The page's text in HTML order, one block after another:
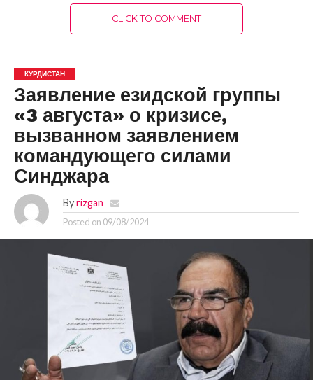
CLICK TO COMMENT
КУРДИСТАН
Заявление езидской группы
«3 августа» о кризисе,
вызванном заявлением
командующего силами
Синджара
By rizgan
Posted on 09/08/2024